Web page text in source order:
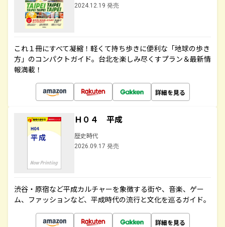
2024.12.19 発売
これ１冊にすべて凝縮！軽くて持ち歩きに便利な「地球の歩き
方」のコンパクトガイド。台北を楽しみ尽くすプラン＆最新情
報満載！
詳細を見る
Ｈ０４ 平成
歴史時代
2026.09.17 発売
渋谷・原宿など平成カルチャーを象徴する街や、音楽、ゲー
ム、ファッションなど、平成時代の流行と文化を巡るガイド。
詳細を見る